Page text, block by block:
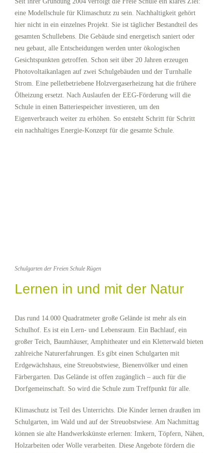
eine Modellschule für Klimaschutz zu sein. Nachhaltigkeit gehört
hier nicht in ein einzelnes Projekt. Sie ist täglicher Bestandteil des
gesamten Schullebens. Die Gebäude sind energetisch saniert oder
neu gebaut, alle Entscheidungen werden unter ökologischen
Gesichtspunkten getroffen. Schon seit über 20 Jahren erzeugen
Photovoltaikanlagen auf zwei Schulgebäuden und der Turnhalle
Strom. Eine pelletbetriebene Holzvergaserheizung hat die frühere
Ölheizung ersetzt. Nach Auslaufen der EEG-Förderung will die
Schule in einen Batteriespeicher investieren, um den
Eigenverbrauch weiter zu erhöhen. So entsteht Schritt für Schritt
ein nachhaltiges Energie-Konzept für die gesamte Schule.
Schulgarten der Freien Schule Rügen
Lernen in und mit der Natur
Das rund 14.000 Quadratmeter große Gelände ist mehr als ein
Schulhof. Es ist ein Lern- und Lebensraum. Ein Bachlauf, ein
großer Teich, Baumhäuser, Amphitheater und ein Kletterwald bieten
zahlreiche Naturerfahrungen. Es gibt einen Schulgarten mit
Erdgewächshaus, eine Streuobstwiese, Bienenvölker und einen
Färbergarten. Das Gelände ist offen zugänglich – auch für die
Dorfgemeinschaft. So wird die Schule zum Treffpunkt für alle.
Klimaschutz ist Teil des Unterrichts. Die Kinder lernen draußen im
Schulgarten, im Wald und auf der Streuobstwiese. Am Nachmittag
können sie alte Handwerkskünste erlernen: Imkern, Töpfern, Nähen,
Holzarbeiten oder Wolle verarbeiten. Diese Angebote fördern die